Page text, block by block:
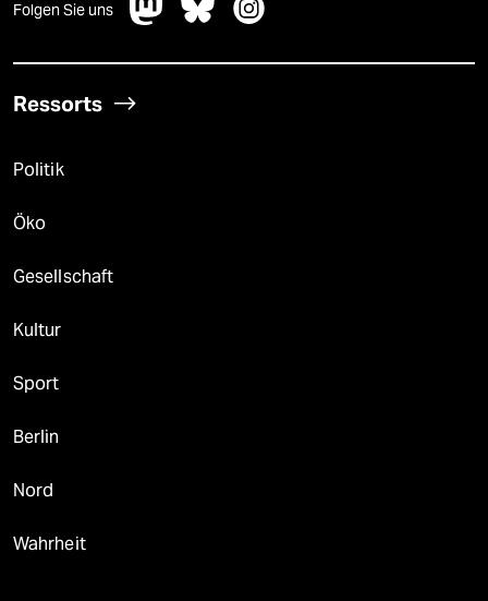
Folgen Sie uns
Ressorts
Politik
Öko
Gesellschaft
Kultur
Sport
Berlin
Nord
Wahrheit